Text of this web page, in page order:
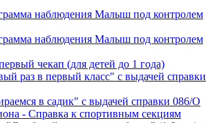
наблюдения Малыш под контролем
наблюдения Малыш под контролем
чекап (для детей до 1 года)
раз в первый класс" с выдачей справки
в садик" с выдачей справки 086/О
- Справка к спортивным секциям